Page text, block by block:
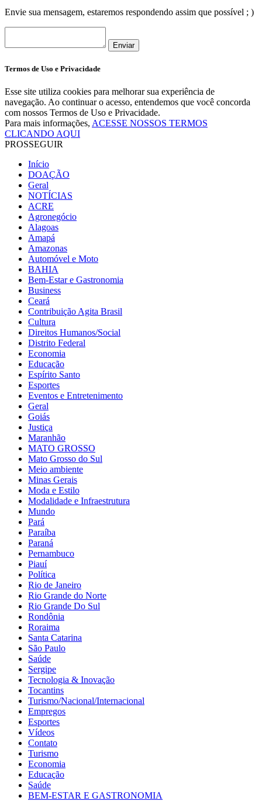
Envie sua mensagem, estaremos respondendo assim que possível ; )
Enviar
Termos de Uso e Privacidade
Esse site utiliza cookies para melhorar sua experiência de
navegação. Ao continuar o acesso, entendemos que você concorda
com nossos Termos de Uso e Privacidade.
Para mais informações, ACESSE NOSSOS TERMOS
CLICANDO AQUI
PROSSEGUIR
Início
DOAÇÃO
Geral
NOTÍCIAS
ACRE
Agronegócio
Alagoas
Amapá
Amazonas
Automóvel e Moto
BAHIA
Bem-Estar e Gastronomia
Business
Ceará
Contribuição Agita Brasil
Cultura
Direitos Humanos/Social
Distrito Federal
Economia
Educação
Espírito Santo
Esportes
Eventos e Entretenimento
Geral
Goiás
Justiça
Maranhão
MATO GROSSO
Mato Grosso do Sul
Meio ambiente
Minas Gerais
Moda e Estilo
Modalidade e Infraestrutura
Mundo
Pará
Paraíba
Paraná
Pernambuco
Piauí
Política
Rio de Janeiro
Rio Grande do Norte
Rio Grande Do Sul
Rondônia
Roraima
Santa Catarina
São Paulo
Saúde
Sergipe
Tecnologia & Inovação
Tocantins
Turismo/Nacional/Internacional
Empregos
Esportes
Vídeos
Contato
Turismo
Economia
Educação
Saúde
BEM-ESTAR E GASTRONOMIA